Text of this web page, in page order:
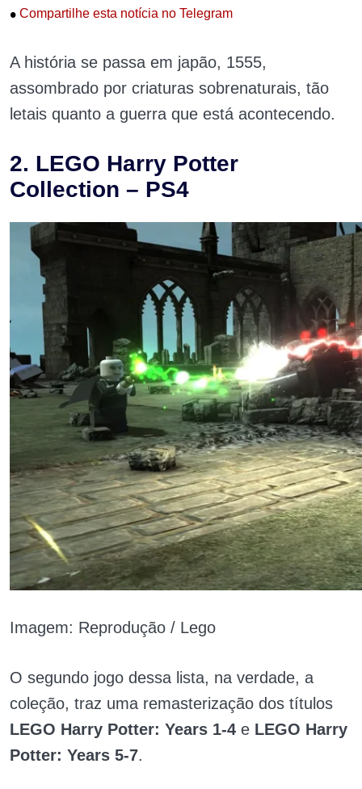
• Compartilhe esta notícia no Telegram
A história se passa em japão, 1555,
assombrado por criaturas sobrenaturais, tão
letais quanto a guerra que está acontecendo.
2. LEGO Harry Potter
Collection – PS4
Imagem: Reprodução / Lego
O segundo jogo dessa lista, na verdade, a
coleção, traz uma remasterização dos títulos
LEGO Harry Potter: Years 1-4 e LEGO Harry
Potter: Years 5-7.